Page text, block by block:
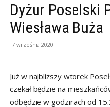
Dyżur Poselski
Wiesława Buża
7 września 2020
Już w najbliższy wtorek
czekał będzie na
odbędzie w godzinach od